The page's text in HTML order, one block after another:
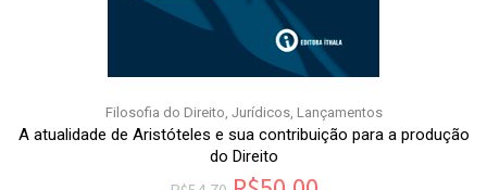
Filosofia do Direito, Jurídicos, Lançamentos
A atualidade de Aristóteles e sua contribuição para a produção
do Direito